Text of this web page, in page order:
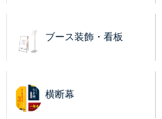
ブース装飾・看板
横断幕